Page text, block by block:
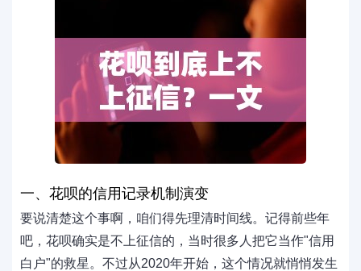
一、花呗的信用记录机制演变
要说清楚这个事啊，咱们得先理清时间线。记得前些年
吧，花呗确实是不上征信的，当时很多人把它当作"信用
白户"的救星。不过从2020年开始，这个情况就悄悄发生